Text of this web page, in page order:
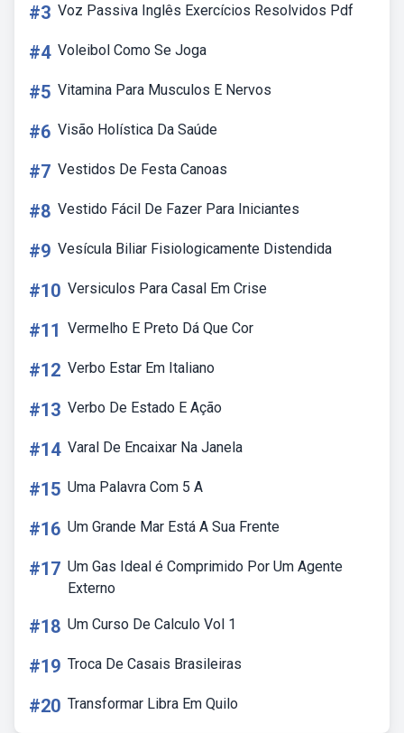
#3 Voz Passiva Inglês Exercícios Resolvidos Pdf
#4 Voleibol Como Se Joga
#5 Vitamina Para Musculos E Nervos
#6 Visão Holística Da Saúde
#7 Vestidos De Festa Canoas
#8 Vestido Fácil De Fazer Para Iniciantes
#9 Vesícula Biliar Fisiologicamente Distendida
#10 Versiculos Para Casal Em Crise
#11 Vermelho E Preto Dá Que Cor
#12 Verbo Estar Em Italiano
#13 Verbo De Estado E Ação
#14 Varal De Encaixar Na Janela
#15 Uma Palavra Com 5 A
#16 Um Grande Mar Está A Sua Frente
#17 Um Gas Ideal é Comprimido Por Um Agente
Externo
#18 Um Curso De Calculo Vol 1
#19 Troca De Casais Brasileiras
#20 Transformar Libra Em Quilo